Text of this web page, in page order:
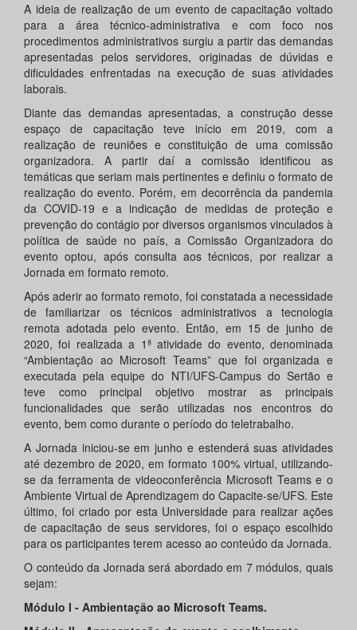
A ideia de realização de um evento de capacitação voltado
para a área técnico-administrativa e com foco nos
procedimentos administrativos surgiu a partir das demandas
apresentadas pelos servidores, originadas de dúvidas e
dificuldades enfrentadas na execução de suas atividades
laborais.
Diante das demandas apresentadas, a construção desse
espaço de capacitação teve início em 2019, com a
realização de reuniões e constituição de uma comissão
organizadora. A partir daí a comissão identificou as
temáticas que seriam mais pertinentes e definiu o formato de
realização do evento. Porém, em decorrência da pandemia
da COVID-19 e a indicação de medidas de proteção e
prevenção do contágio por diversos organismos vinculados à
política de saúde no país, a Comissão Organizadora do
evento optou, após consulta aos técnicos, por realizar a
Jornada em formato remoto.
Após aderir ao formato remoto, foi constatada a necessidade
de familiarizar os técnicos administrativos a tecnologia
remota adotada pelo evento. Então, em 15 de junho de
2020, foi realizada a 1ª atividade do evento, denominada
“Ambientação ao Microsoft Teams” que foi organizada e
executada pela equipe do NTI/UFS-Campus do Sertão e
teve como principal objetivo mostrar as principais
funcionalidades que serão utilizadas nos encontros do
evento, bem como durante o período do teletrabalho.
A Jornada iniciou-se em junho e estenderá suas atividades
até dezembro de 2020, em formato 100% virtual, utilizando-
se da ferramenta de videoconferência Microsoft Teams e o
Ambiente Virtual de Aprendizagem do Capacite-se/UFS. Este
último, foi criado por esta Universidade para realizar ações
de capacitação de seus servidores, foi o espaço escolhido
para os participantes terem acesso ao conteúdo da Jornada.
O conteúdo da Jornada será abordado em 7 módulos, quais
sejam:
Módulo I - Ambientação ao Microsoft Teams.